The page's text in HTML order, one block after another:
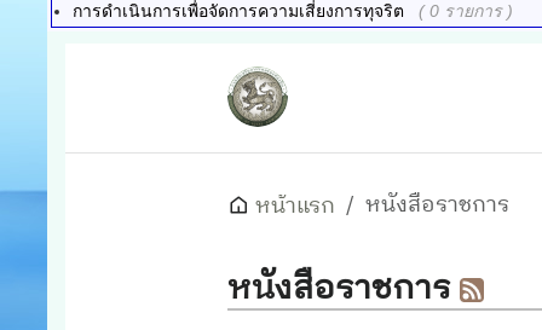
การดำเนินการเพื่อจัดการความเสี่ยงการทุจริต
( 0 รายการ )